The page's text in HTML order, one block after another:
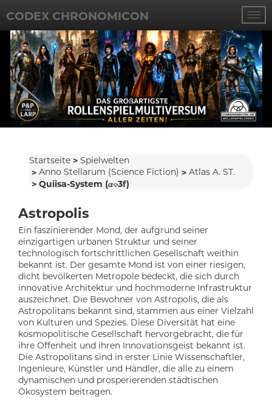
CODEX CHRONOMICON
Startseite
Spielwelten
Anno Stellarum (Science Fiction)
Atlas A. ST.
Quiisa-System (𝛼⌔3f)
Astropolis
Ein faszinierender Mond, der aufgrund seiner
einzigartigen urbanen Struktur und seiner
technologisch fortschrittlichen Gesellschaft weithin
bekannt ist. Der gesamte Mond ist von einer riesigen,
dicht bevölkerten Metropole bedeckt, die sich durch
innovative Architektur und hochmoderne Infrastruktur
auszeichnet. Die Bewohner von Astropolis, die als
Astropolitans bekannt sind, stammen aus einer Vielzahl
von Kulturen und Spezies. Diese Diversität hat eine
kosmopolitische Gesellschaft hervorgebracht, die für
ihre Offenheit und ihren Innovationsgeist bekannt ist.
Die Astropolitans sind in erster Linie Wissenschaftler,
Ingenieure, Künstler und Händler, die alle zu einem
dynamischen und prosperierenden städtischen
Ökosystem beitragen.